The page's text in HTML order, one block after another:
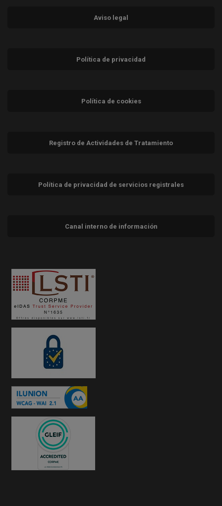
Aviso legal
Política de privacidad
Política de cookies
Registro de Actividades de Tratamiento
Política de privacidad de servicios registrales
Canal interno de información